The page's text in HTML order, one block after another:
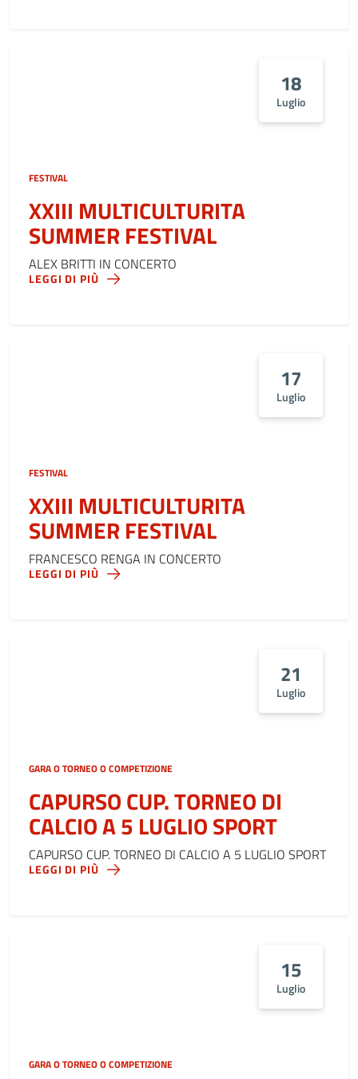
18
Luglio
FESTIVAL
XXIII MULTICULTURITA
SUMMER FESTIVAL
ALEX BRITTI IN CONCERTO
LEGGI DI PIÙ
17
Luglio
FESTIVAL
XXIII MULTICULTURITA
SUMMER FESTIVAL
FRANCESCO RENGA IN CONCERTO
LEGGI DI PIÙ
21
Luglio
GARA O TORNEO O COMPETIZIONE
CAPURSO CUP. TORNEO DI
CALCIO A 5 LUGLIO SPORT
CAPURSO CUP. TORNEO DI CALCIO A 5 LUGLIO SPORT
LEGGI DI PIÙ
15
Luglio
GARA O TORNEO O COMPETIZIONE